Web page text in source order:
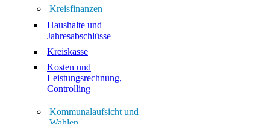
Kreisfinanzen
Haushalte und
Jahresabschlüsse
Kreiskasse
Kosten und
Leistungsrechnung,
Controlling
Kommunalaufsicht und